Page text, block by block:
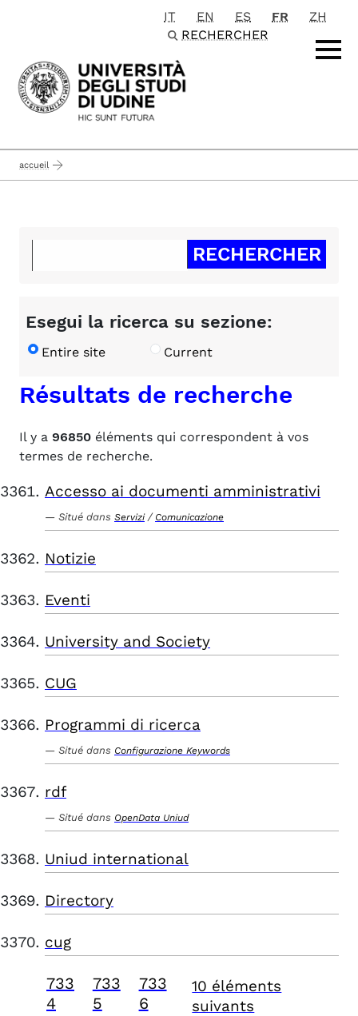
Passa al contenuto principale
IT EN ES FR
ZH
RECHERCHER
accueil
Esegui la ricerca su sezione:
Entire site Current
Résultats de recherche
Il y a 96850 éléments qui correspondent à vos
termes de recherche.
Accesso ai documenti amministrativi
Situé dans Servizi / Comunicazione
Notizie
Eventi
University and Society
CUG
Programmi di ricerca
Situé dans Configurazione Keywords
rdf
Situé dans OpenData Uniud
Uniud international
Directory
cug
733
4
733
5
733
6
10 éléments
suivants